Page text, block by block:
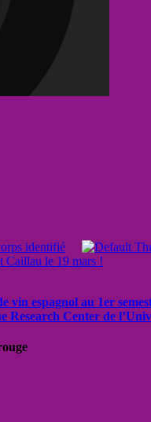
identifié
Caillau le 19 mars !
vin espagnol au 1er
Research Center de